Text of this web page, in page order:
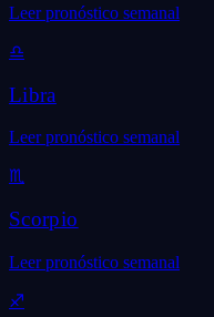
Leer pronóstico semanal
♎
Libra
Leer pronóstico semanal
♏
Scorpio
Leer pronóstico semanal
♐